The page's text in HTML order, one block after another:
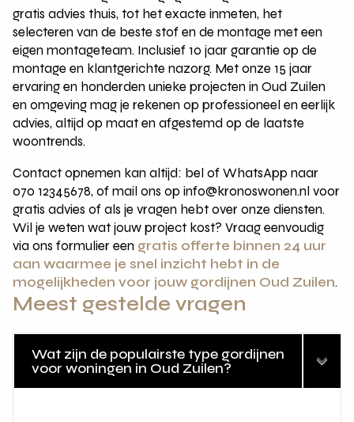
gratis advies thuis, tot het exacte inmeten, het
selecteren van de beste stof en de montage met een
eigen montageteam. Inclusief 10 jaar garantie op de
montage en klantgerichte nazorg. Met onze 15 jaar
ervaring en honderden unieke projecten in Oud Zuilen
en omgeving mag je rekenen op professioneel en eerlijk
advies, altijd op maat en afgestemd op de laatste
woontrends.
Contact opnemen kan altijd: bel of WhatsApp naar
070 12345678, of mail ons op info@kronoswonen.nl voor
gratis advies of als je vragen hebt over onze diensten.
Wil je weten wat jouw project kost? Vraag eenvoudig
via ons formulier een gratis offerte binnen 24 uur
aan waarmee je snel inzicht hebt in de
mogelijkheden voor jouw gordijnen Oud Zuilen.
Meest gestelde vragen
Wat zijn de populairste type gordijnen
voor woningen in Oud Zuilen?